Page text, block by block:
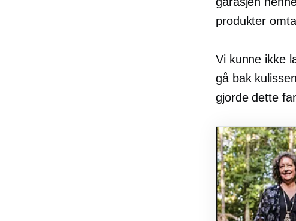
produkter
Vi kunne ikke
gå bak
gjorde dette